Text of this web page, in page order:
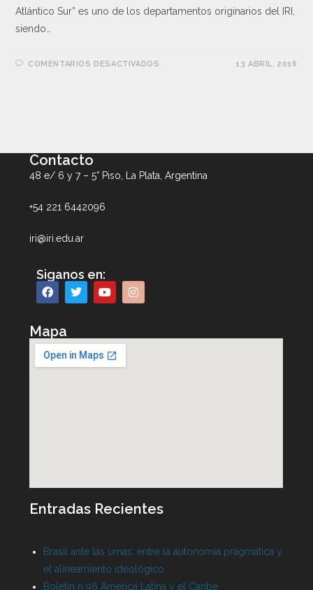
Atlántico Sur” es uno de los departamentos originarios del IRI,
siendo…
COMENTARIOS DESACTIVADOS 13 ABRIL, 2016
Contacto
48 e/ 6 y 7 – 5° Piso, La Plata, Argentina
+54 221 6442096
iri@iri.edu.ar
Siganos en:
Mapa
Entradas Recientes
Brasil ante las urnas: entre la autonomía pragmática y
el alineamiento ideológico
Boletín n 96 América Latina y el Caribe